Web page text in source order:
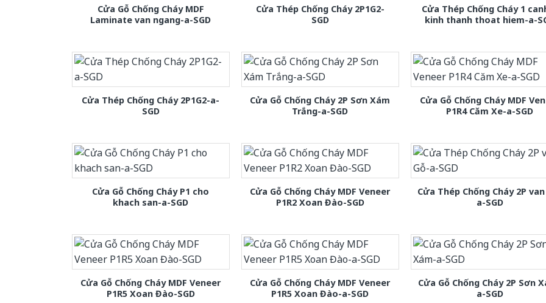
Cửa Gỗ Chống Cháy MDF
Laminate van ngang-a-SGD
Cửa Thép Chống Cháy 2P1G2-
SGD
Cửa Thép Chống Cháy 1
kinh thanh thoat hiem-a-
Cửa Thép Chống Cháy 2P1G2-a-
SGD
Cửa Gỗ Chống Cháy 2P Sơn Xám
Trắng-a-SGD
Cửa Gỗ Chống Cháy MDF
P1R4 Căm Xe-a-SGD
Cửa Gỗ Chống Cháy P1 cho
khach san-a-SGD
Cửa Gỗ Chống Cháy MDF Veneer
P1R2 Xoan Đào-SGD
Cửa Thép Chống Cháy 2P
a-SGD
Cửa Gỗ Chống Cháy MDF Veneer
P1R5 Xoan Đào-SGD
Cửa Gỗ Chống Cháy MDF Veneer
P1R5 Xoan Đào-a-SGD
Cửa Gỗ Chống Cháy 2P Sơn
a-SGD